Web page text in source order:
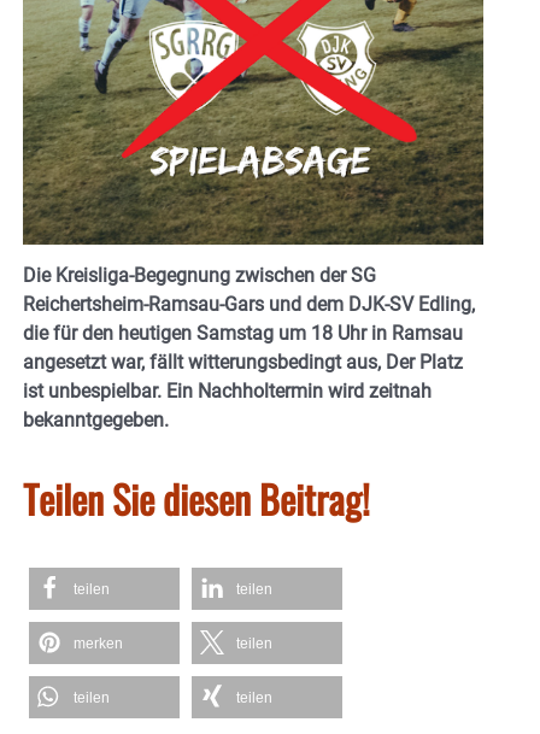
Die Kreisliga-Begegnung zwischen der SG
Reichertsheim-Ramsau-Gars und dem DJK-SV Edling,
die für den heutigen Samstag um 18 Uhr in Ramsau
angesetzt war, fällt witterungsbedingt aus, Der Platz
ist unbespielbar. Ein Nachholtermin wird zeitnah
bekanntgegeben.
Teilen Sie diesen Beitrag!
teilen teilen
merken teilen
teilen teilen